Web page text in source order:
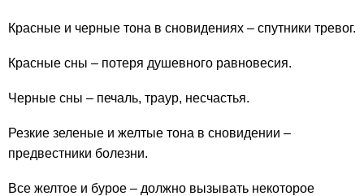
Красные и черные тона в сновидениях – спутники тревог.
Красные сны – потеря душевного равновесия.
Черные сны – печаль, траур, несчастья.
Резкие зеленые и желтые тона в сновидении –
предвестники болезни.
Все желтое и бурое – должно вызывать некоторое